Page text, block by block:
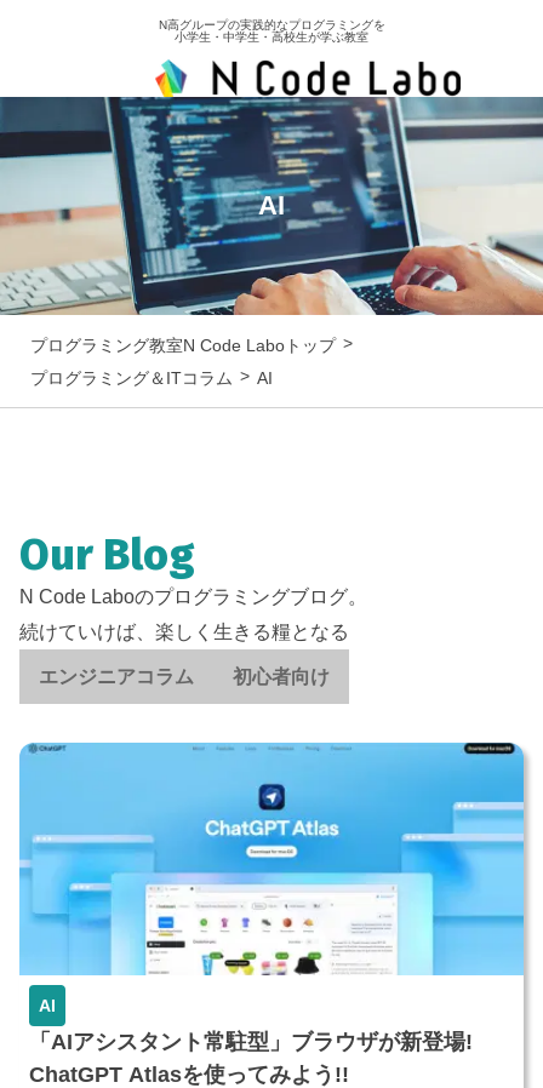
N高グループの実践的なプログラミングを
小学生・中学生・高校生が学ぶ教室
AI
プログラミング教室N Code Laboトップ
プログラミング＆ITコラム
AI
Our Blog
N Code Laboのプログラミングブログ。
続けていけば、楽しく生きる糧となる
エンジニアコラム 初心者向け
AI
「AIアシスタント常駐型」ブラウザが新登場!
ChatGPT Atlasを使ってみよう!!